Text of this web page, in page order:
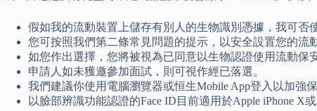
假如我的流動裝置上儲存有別人的生物識別憑據，我可否
您可按照我們第二條常見問題的提示，以安全設置您的流
如您作出選擇，您將被視為已同意以生物認證使用流動保
申請人如未獲邀參加面試，則可視作經已落選。
我們建議你使用電腦瀏覽器或恒生Mobile App登入以加強保
以臉部辨識功能認證的Face ID目前適用於Apple iPhone X